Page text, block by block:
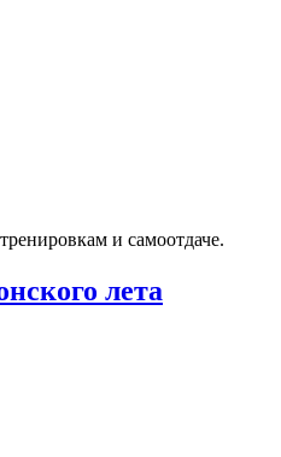
и самоотдаче.
лета